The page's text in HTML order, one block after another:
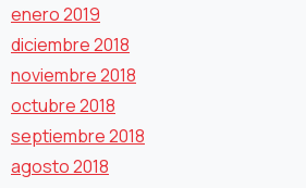
enero 2019
diciembre 2018
noviembre 2018
octubre 2018
septiembre 2018
agosto 2018